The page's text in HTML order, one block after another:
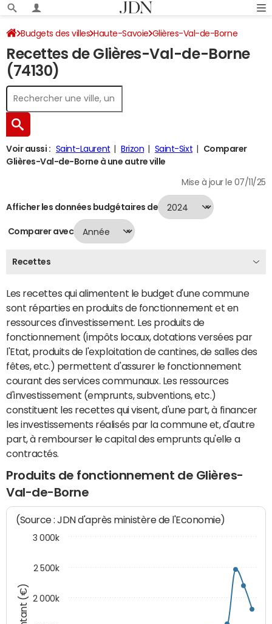
Budgets des villes Haute-Savoie Glières-Val-de-Borne
Recettes 2024
Recettes de Glières-Val-de-Borne
(74130)
Voir aussi : Saint-Laurent Brizon Saint-Sixt
Comparer
Glières-Val-de-Borne à une autre ville
Mise à jour le 07/11/25
Afficher les données budgétaires de
Comparer avec
Recettes
Les recettes qui alimentent le budget d'une commune
sont réparties en produits de fonctionnement et en
ressources d'investissement. Les produits de
fonctionnement (impôts locaux, dotations versées par
l'Etat, produits de l'exploitation de cantines, de salles des
fêtes, etc.) permettent d'assurer le fonctionnement
courant des services communaux. Les ressources
d'investissement (emprunts, subventions, etc.)
constituent les recettes qui visent, d'une part, à financer
les investissements réalisés par la commune et, d'autre
part, à rembourser le capital des emprunts qu'elle a
contractés.
Produits de fonctionnement de Glières-
Val-de-Borne
(Source : JDN d'après ministère de l'Economie)
2 000k
2 500k
3 000k